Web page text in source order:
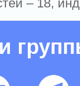
– 18,